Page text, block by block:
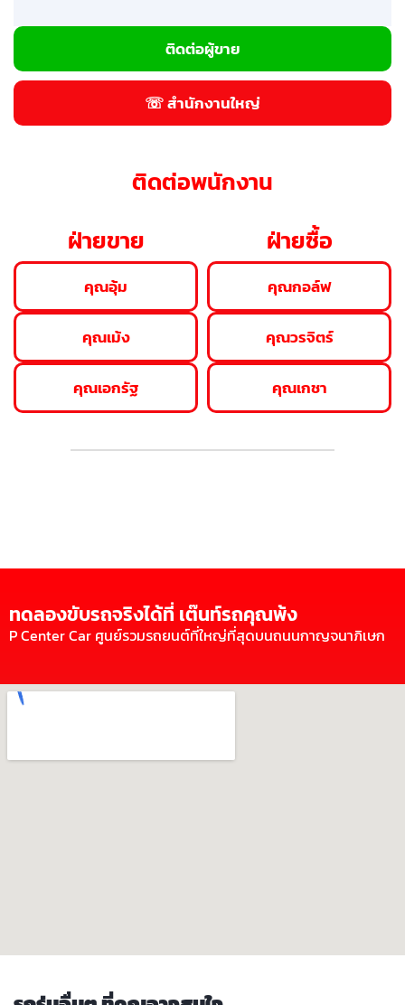
ติดต่อผู้ขาย
☏ สำนักงานใหญ่
ติดต่อพนักงาน
ฝ่ายขาย
คุณอุ้ม
คุณเม้ง
คุณเอกรัฐ
ฝ่ายซื้อ
คุณกอล์ฟ
คุณวรจิตร์
คุณเกชา
ทดลองขับรถจริงได้ที่ เต๊นท์รถคุณพ้ง
P Center Car ศูนย์รวมรถยนต์ที่ใหญ่ที่สุดบนถนนกาญจนาภิเษก